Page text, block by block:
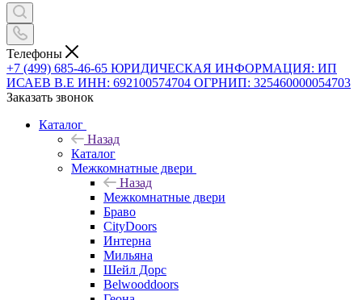
Телефоны
+7 (499) 685-46-65 ЮРИДИЧЕСКАЯ ИНФОРМАЦИЯ: ИП
ИСАЕВ В.Е ИНН: 692100574704 ОГРНИП: 325460000054703
Заказать звонок
Каталог
Назад
Каталог
Межкомнатные двери
Назад
Межкомнатные двери
Браво
CityDoors
Интерна
Мильяна
Шейл Дорс
Belwooddoors